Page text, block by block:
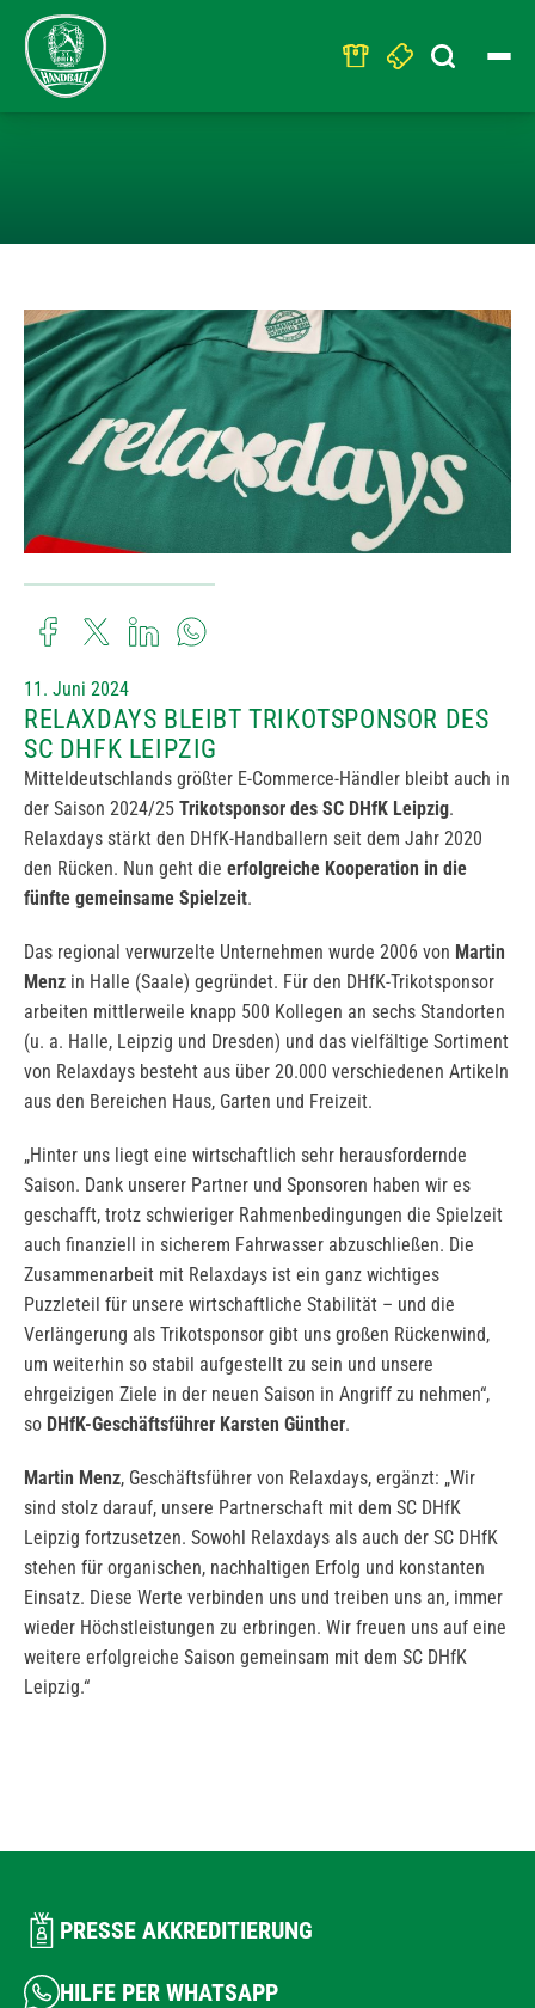
Search
for:
11. Juni 2024
RELAXDAYS BLEIBT TRIKOTSPONSOR DES
SC DHFK LEIPZIG
Mitteldeutschlands größter E-Commerce-Händler bleibt auch in
der Saison 2024/25 Trikotsponsor des SC DHfK Leipzig.
Relaxdays stärkt den DHfK-Handballern seit dem Jahr 2020
den Rücken. Nun geht die erfolgreiche Kooperation in die
fünfte gemeinsame Spielzeit.
Das regional verwurzelte Unternehmen wurde 2006 von Martin
Menz in Halle (Saale) gegründet. Für den DHfK-Trikotsponsor
arbeiten mittlerweile knapp 500 Kollegen an sechs Standorten
(u. a. Halle, Leipzig und Dresden) und das vielfältige Sortiment
von Relaxdays besteht aus über 20.000 verschiedenen Artikeln
aus den Bereichen Haus, Garten und Freizeit.
„Hinter uns liegt eine wirtschaftlich sehr herausfordernde
Saison. Dank unserer Partner und Sponsoren haben wir es
geschafft, trotz schwieriger Rahmenbedingungen die Spielzeit
auch finanziell in sicherem Fahrwasser abzuschließen. Die
Zusammenarbeit mit Relaxdays ist ein ganz wichtiges
Puzzleteil für unsere wirtschaftliche Stabilität – und die
Verlängerung als Trikotsponsor gibt uns großen Rückenwind,
um weiterhin so stabil aufgestellt zu sein und unsere
ehrgeizigen Ziele in der neuen Saison in Angriff zu nehmen“,
so DHfK-Geschäftsführer Karsten Günther.
Martin Menz, Geschäftsführer von Relaxdays, ergänzt: „Wir
sind stolz darauf, unsere Partnerschaft mit dem SC DHfK
Leipzig fortzusetzen. Sowohl Relaxdays als auch der SC DHfK
stehen für organischen, nachhaltigen Erfolg und konstanten
Einsatz. Diese Werte verbinden uns und treiben uns an, immer
wieder Höchstleistungen zu erbringen. Wir freuen uns auf eine
weitere erfolgreiche Saison gemeinsam mit dem SC DHfK
Leipzig.“
PRESSE AKKREDITIERUNG
HILFE PER WHATSAPP